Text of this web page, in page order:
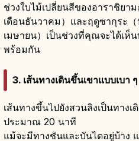
ช่วงใบไม้เปลี่ยนสีของอาราชิยา
เดือนธันวาคม）และฤดูซากุระ
เมษายน）เป็นช่วงที่คุณจะได้เห็
พร้อมกัน
3. เส้นทางเดินขึ้นเขาแบบเบา ๆ
เส้นทางขึ้นไปยังสวนลิงเป็นทางเ
ประมาณ 20 นาที
แม้จะมีทางชันและบันไดอยู่บ้าง